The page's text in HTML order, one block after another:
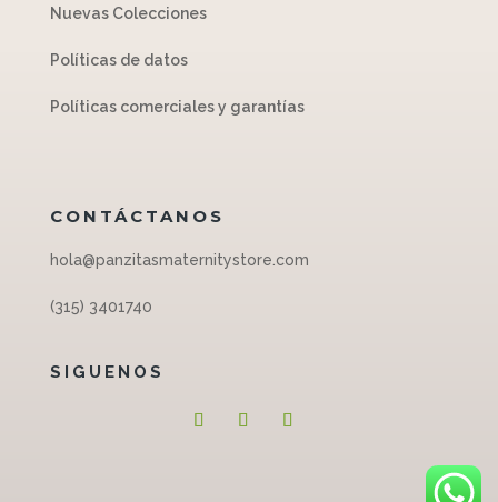
Nuevas Colecciones
Políticas de datos
Políticas comerciales y garantías
CONTÁCTANOS
hola@panzitasmaternitystore.com
(315) 3401740
SIGUENOS